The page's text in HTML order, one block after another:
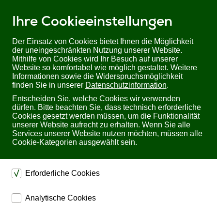
Ihre Cookieeinstellungen
Der Einsatz von Cookies bietet Ihnen die Möglichkeit
der uneingeschränkten Nutzung unserer Website.
Mithilfe von Cookies wird Ihr Besuch auf unserer
Website so komfortabel wie möglich gestaltet. Weitere
Informationen sowie die Widerspruchsmöglichkeit
finden Sie in unserer Datenschutzinformation.
Entscheiden Sie, welche Cookies wir verwenden
dürfen. Bitte beachten Sie, dass technisch erforderliche
Cookies gesetzt werden müssen, um die Funktionalität
unserer Website aufrecht zu erhalten. Wenn Sie alle
Services unserer Website nutzen möchten, müssen alle
Cookie-Kategorien ausgewählt sein.
Erforderliche Cookies
dienen dem technischen einwandfreien Betrieb unserer
Website.
Analytische Cookies
Sie befinden sich hier:Startseite Produkte Industrial/ Schaltschrankbau
DIN Rail Schaltnetzteile
Schaltnetzteil, Hutschiene | 24V, 72W, 3A | ADELSystem FLEX6024A
Schaltnetzteil, Hutschiene 24V, 72W, 3A
ADELSystem FLEX6024A